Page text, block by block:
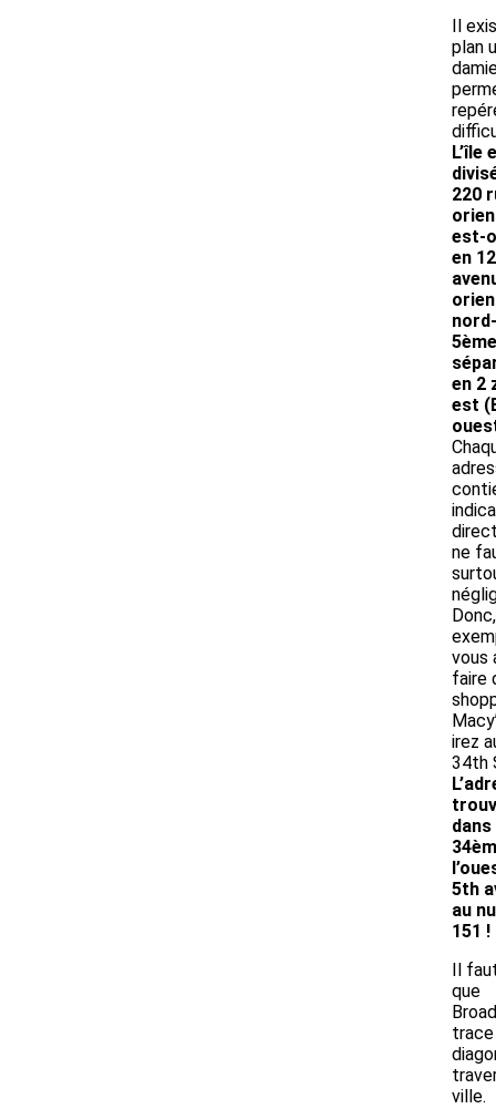
Il
plan
L’île
220
est-
en 12
en 2
est
ne
vous
faire
irez
34th
dans
5th
au
151 !
Il
que
trace
ville.